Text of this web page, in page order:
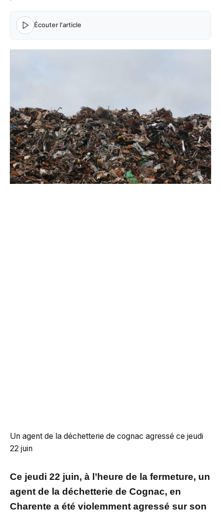
Écouter l'article
Un agent de la déchetterie de cognac agressé ce jeudi
22 juin
Ce jeudi 22 juin, à l’heure de la fermeture, un
agent de la déchetterie de Cognac, en
Charente a été violemment agressé sur son